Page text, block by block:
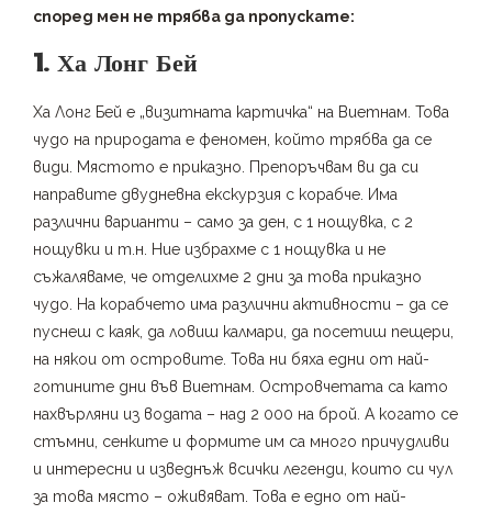
според мен не трябва да пропускате:
1. Ха Лонг Бей
Ха Лонг Бей е „визитната картичка“ на Виетнам. Това
чудо на природата е феномен, който трябва да се
види. Мястото е приказно. Препоръчвам ви да си
направите двудневна екскурзия с корабче. Има
различни варианти – само за ден, с 1 нощувка, с 2
нощувки и т.н. Ние избрахме с 1 нощувка и не
съжаляваме, че отделихме 2 дни за това приказно
чудо. На корабчето има различни активности – да се
пуснеш с каяк, да ловиш калмари, да посетиш пещери,
на някои от островите. Това ни бяха едни от най-
готините дни във Виетнам. Островчетата са като
нахвърляни из водата – над 2 000 на брой. А когато се
стъмни, сенките и формите им са много причудливи
и интересни и изведнъж всички легенди, които си чул
за това място – оживяват. Това е едно от най-